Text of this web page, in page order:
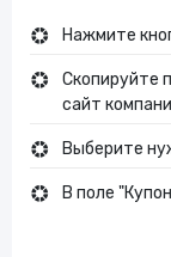
Нажмите
Скопируйте
сайт
Выберите
В поле